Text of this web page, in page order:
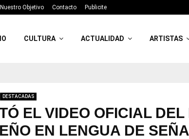
Nuestro Objetivo Contacto Publicite
CULTURA ACTUALIDAD ARTISTAS
DESTACADAS
EL VIDEO OFICIAL
EN LENGUA DE